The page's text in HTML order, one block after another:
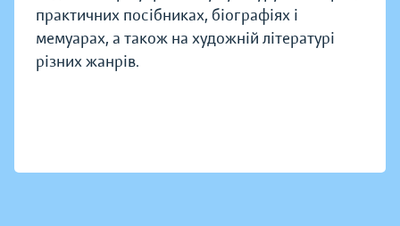
практичних посібниках, біографіях і
мемуарах, а також на художній літературі
різних жанрів.